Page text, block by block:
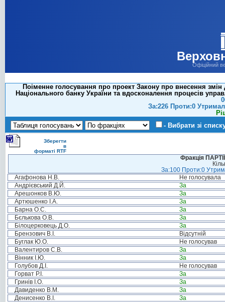
Офіційний
Поіменне голосування про проект Закону про внесення
Національного банку України та вдосконалення процесів
За:226 Проти:0
- Вибрати зі
Зберегти
в
форматі RTF
Фракція
За:100 Проти:0
Агафонова Н.В.
Не голосувала
Андрієвський Д.Й.
За
Арешонков В.Ю.
За
Артюшенко І.А.
За
Барна О.С.
За
Бєлькова О.В.
За
Білоцерковець Д.О.
За
Брензович В.І.
Відсутній
Буглак Ю.О.
Не голосував
Валентиров С.В.
За
Вінник І.Ю.
За
Голубов Д.І.
Не голосував
Горват Р.І.
За
Гринів І.О.
За
Давиденко В.М.
За
Денисенко В.І.
За